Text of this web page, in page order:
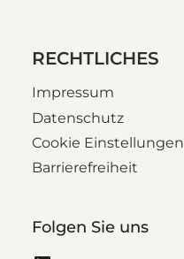
RECHTLICHES
Impressum
Datenschutz
Cookie Einstellungen
Barrierefreiheit
Folgen Sie uns